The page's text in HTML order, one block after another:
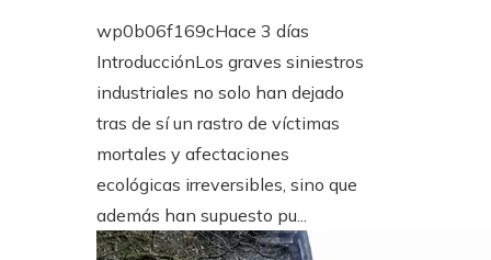
wp0b06f169cHace 3 días
IntroducciónLos graves siniestros
industriales no solo han dejado
tras de sí un rastro de víctimas
mortales y afectaciones
ecológicas irreversibles, sino que
además han supuesto pu...